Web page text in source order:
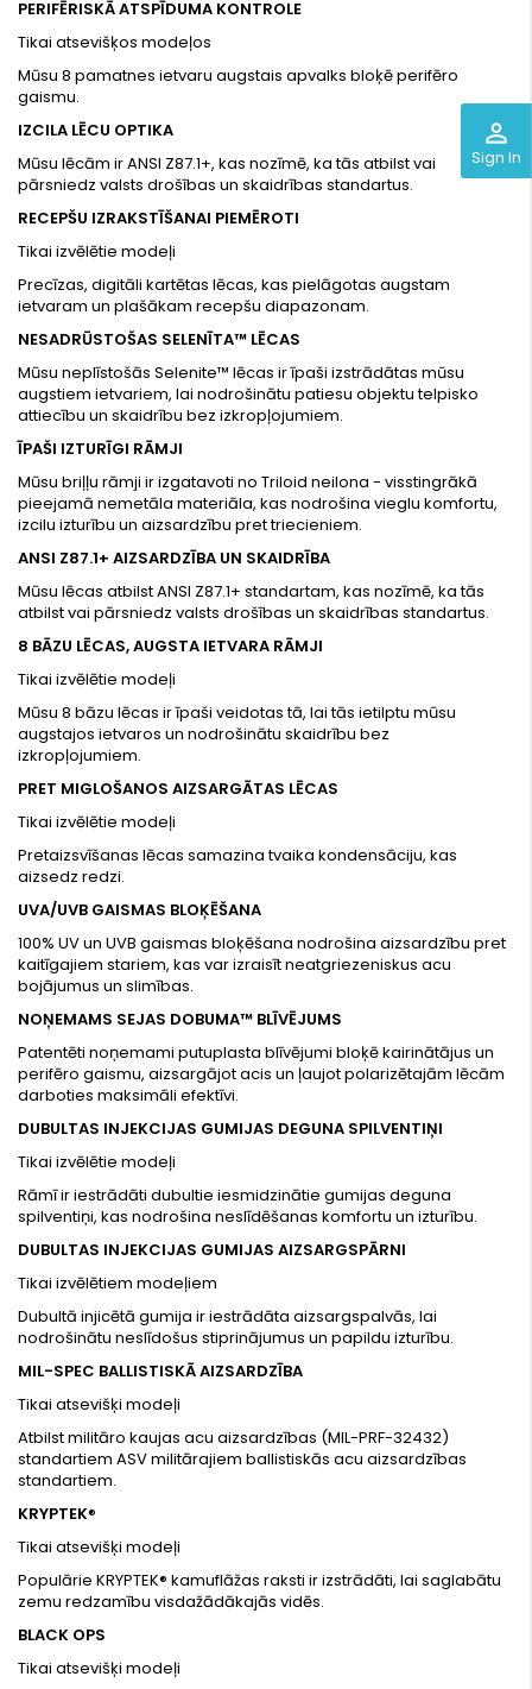
perm_identity
Sign In
PERIFĒRISKĀ ATSPĪDUMA KONTROLE
Tikai atsevišķos modeļos
Mūsu 8 pamatnes ietvaru augstais apvalks bloķē perifēro
gaismu.
IZCILA LĒCU OPTIKA
Mūsu lēcām ir ANSI Z87.1+, kas nozīmē, ka tās atbilst vai
pārsniedz valsts drošības un skaidrības standartus.
RECEPŠU IZRAKSTĪŠANAI PIEMĒROTI
Tikai izvēlētie modeļi
Precīzas, digitāli kartētas lēcas, kas pielāgotas augstam
ietvaram un plašākam recepšu diapazonam.
NESADRŪSTOŠAS SELENĪTA™ LĒCAS
Mūsu neplīstošās Selenite™ lēcas ir īpaši izstrādātas mūsu
augstiem ietvariem, lai nodrošinātu patiesu objektu telpisko
attiecību un skaidrību bez izkropļojumiem.
ĪPAŠI IZTURĪGI RĀMJI
Mūsu briļļu rāmji ir izgatavoti no Triloid neilona - visstingrākā
pieejamā nemetāla materiāla, kas nodrošina vieglu komfortu,
izcilu izturību un aizsardzību pret triecieniem.
ANSI Z87.1+ AIZSARDZĪBA UN SKAIDRĪBA
Mūsu lēcas atbilst ANSI Z87.1+ standartam, kas nozīmē, ka tās
atbilst vai pārsniedz valsts drošības un skaidrības standartus.
8 BĀZU LĒCAS, AUGSTA IETVARA RĀMJI
Tikai izvēlētie modeļi
Mūsu 8 bāzu lēcas ir īpaši veidotas tā, lai tās ietilptu mūsu
augstajos ietvaros un nodrošinātu skaidrību bez
izkropļojumiem.
PRET MIGLOŠANOS AIZSARGĀTAS LĒCAS
Tikai izvēlētie modeļi
Pretaizsvīšanas lēcas samazina tvaika kondensāciju, kas
aizsedz redzi.
UVA/UVB GAISMAS BLOĶĒŠANA
100% UV un UVB gaismas bloķēšana nodrošina aizsardzību pret
kaitīgajiem stariem, kas var izraisīt neatgriezeniskus acu
bojājumus un slimības.
NOŅEMAMS SEJAS DOBUMA™ BLĪVĒJUMS
Patentēti noņemami putuplasta blīvējumi bloķē kairinātājus un
perifēro gaismu, aizsargājot acis un ļaujot polarizētajām lēcām
darboties maksimāli efektīvi.
DUBULTAS INJEKCIJAS GUMIJAS DEGUNA SPILVENTIŅI
Tikai izvēlētie modeļi
Rāmī ir iestrādāti dubultie iesmidzinātie gumijas deguna
spilventiņi, kas nodrošina neslīdēšanas komfortu un izturību.
DUBULTAS INJEKCIJAS GUMIJAS AIZSARGSPĀRNI
Tikai izvēlētiem modeļiem
Dubultā injicētā gumija ir iestrādāta aizsargspalvās, lai
nodrošinātu neslīdošus stiprinājumus un papildu izturību.
MIL-SPEC BALLISTISKĀ AIZSARDZĪBA
Tikai atsevišķi modeļi
Atbilst militāro kaujas acu aizsardzības (MIL-PRF-32432)
standartiem ASV militārajiem ballistiskās acu aizsardzības
standartiem.
KRYPTEK®
Tikai atsevišķi modeļi
Populārie KRYPTEK® kamuflāžas raksti ir izstrādāti, lai saglabātu
zemu redzamību visdažādākajās vidēs.
BLACK OPS
Tikai atsevišķi modeļi